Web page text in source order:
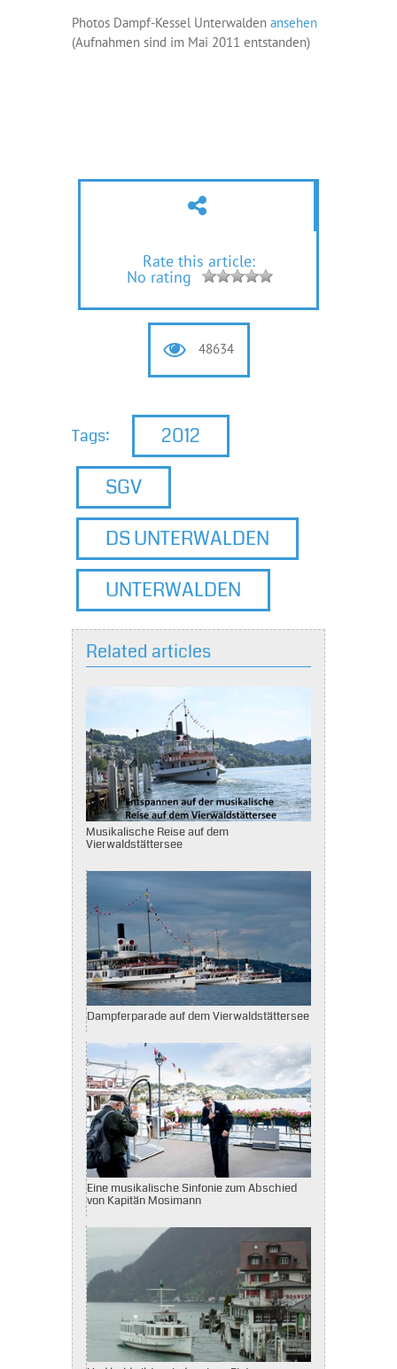
Photos Dampf-Kessel Unterwaldenansehen
(Aufnahmen sind im Mai 2011 entstanden)
Rate this article:
No rating
48634
Tags:
2012
SGV
DS UNTERWALDEN
UNTERWALDEN
Related articles
Musikalische Reise auf dem
Vierwaldstättersee
Dampferparade auf dem Vierwaldstättersee
Eine musikalische Sinfonie zum Abschied
von Kapitän Mosimann